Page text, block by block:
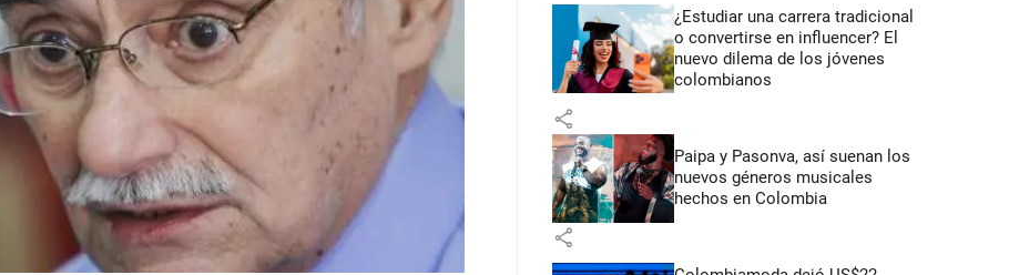
¿Estudiar una carrera tradicional
o convertirse en influencer? El
nuevo dilema de los jóvenes
colombianos
share
Paipa y Pasonva, así suenan los
nuevos géneros musicales
hechos en Colombia
share